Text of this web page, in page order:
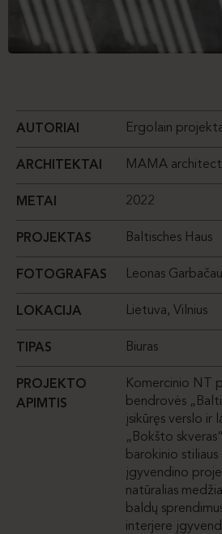
AUTORIAI Ergolain
ARCHITEKTAI MAMA
METAI 2022
PROJEKTAS Baltisches Haus
FOTOGRAFAS Leonas
LOKACIJA Lietuva, Vilnius
TIPAS Biuras
PROJEKTO
APIMTIS
Komercinio NT
bendrovės
įsikūręs verslo ir
„Bokšto
barokinio stiliaus
įgyvendino
natūralias
baldų
interjere